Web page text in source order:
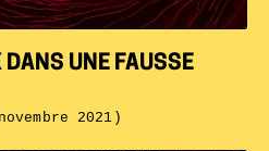
DANS UNE FAUSSE
2021)